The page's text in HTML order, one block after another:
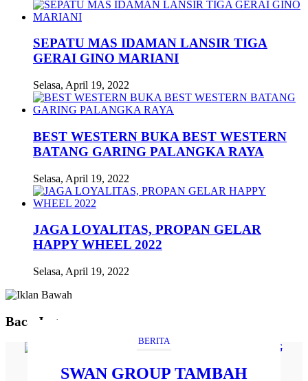
SEPATU MAS IDAMAN LANSIR TIGA
GERAI GINO MARIANI
Selasa, April 19, 2022
BEST WESTERN BUKA BEST WESTERN
BATANG GARING PALANGKA RAYA
Selasa, April 19, 2022
JAGA LOYALITAS, PROPAN GELAR
HAPPY WHEEL 2022
Selasa, April 19, 2022
Baca Juga
BERITA
SWAN GROUP TAMBAH